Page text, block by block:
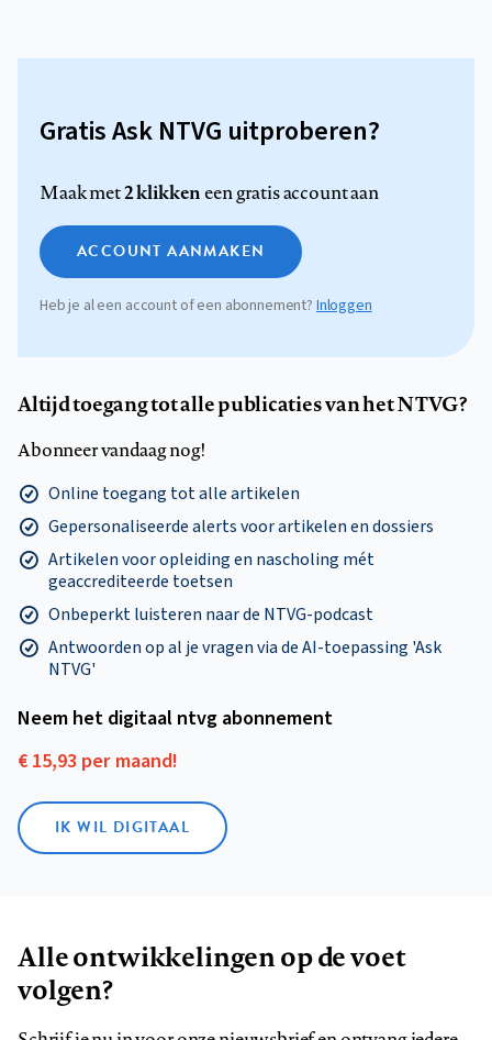
Gratis Ask NTVG uitproberen?
Maak met2 klikkeneen gratis account aan
ACCOUNT AANMAKEN
Heb je al een account of een abonnement?Inloggen
Altijd toegang tot alle publicaties van het NTVG?
Abonneer vandaag nog!
Online toegang tot alle artikelen
Gepersonaliseerde alerts voor artikelen en dossiers
Artikelen voor opleiding en nascholing mét
geaccrediteerde toetsen
Onbeperkt luisteren naar de NTVG-podcast
Antwoorden op al je vragen via de AI-toepassing 'Ask
NTVG'
Neem het digitaal ntvg abonnement
€ 15,93 per maand!
IK WIL DIGITAAL
Alle ontwikkelingen op de voet
volgen?